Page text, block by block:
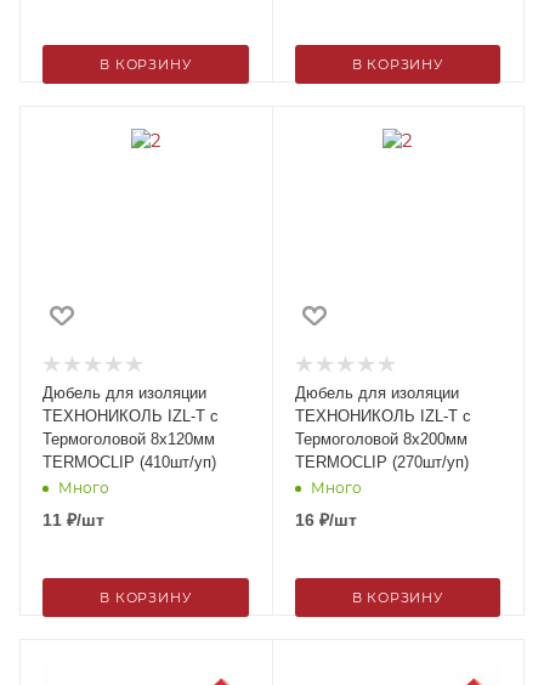
В КОРЗИНУ В КОРЗИНУ
Дюбель для изоляции
ТЕХНОНИКОЛЬ IZL-T c
Термоголовой 8х120мм
TERMOCLIP (410шт/уп)
Много
11 ₽/шт
В КОРЗИНУ
Дюбель для изоляции
ТЕХНОНИКОЛЬ IZL-T c
Термоголовой 8х200мм
TERMOCLIP (270шт/уп)
Много
16₽/шт
В КОРЗИНУ